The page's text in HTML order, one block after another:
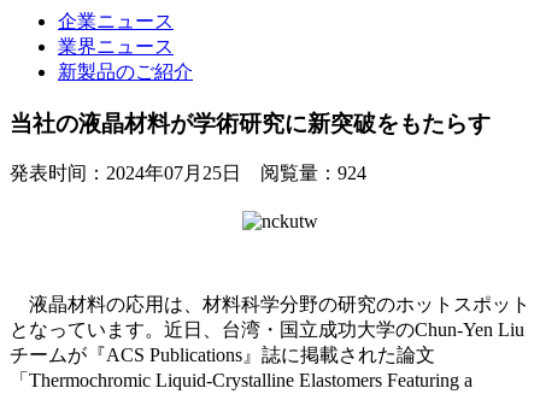
企業ニュース
業界ニュース
新製品のご紹介
当社の液晶材料が学術研究に新突破をもたらす
発表时间： 2024年07月25日 阅覧量： 924
液晶材料の応用は、材料科学分野の研究のホットスポット
となっています。近日、台湾・国立成功大学のChun-Yen Liu
チームが『ACS Publications』誌に掲載された論文
「Thermochromic Liquid-Crystalline Elastomers Featuring a